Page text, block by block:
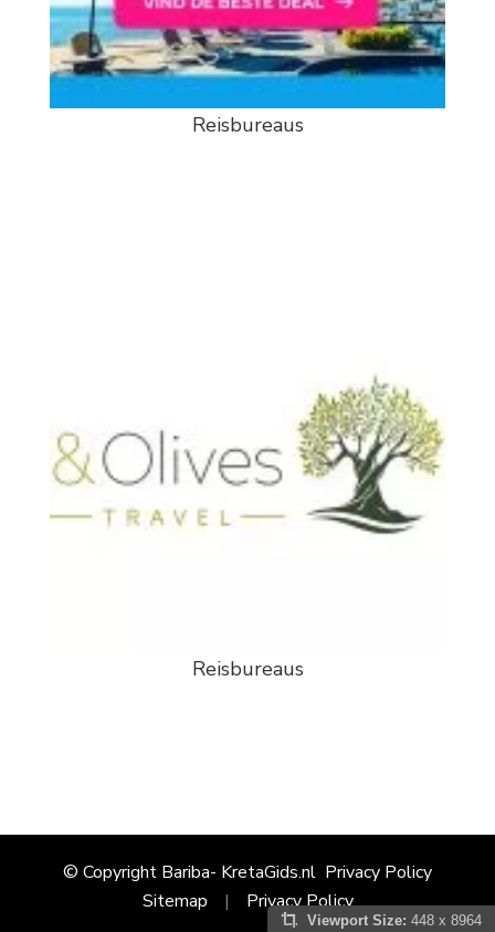
Reisbureaus
Reisbureaus
© Copyright Bariba- KretaGids.nl Privacy Policy
Sitemap
Privacy Policy
Viewport Size: 448 x 8964